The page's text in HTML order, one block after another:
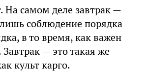
На самом деле завтрак —
лишь соблюдение порядка
в то время, как важен
Завтрак — это такая же
культ карго.